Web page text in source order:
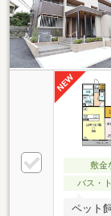
敷金
バス・
ペット